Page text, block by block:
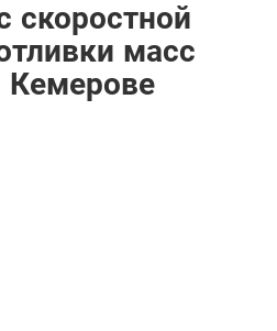
скоростной
масс